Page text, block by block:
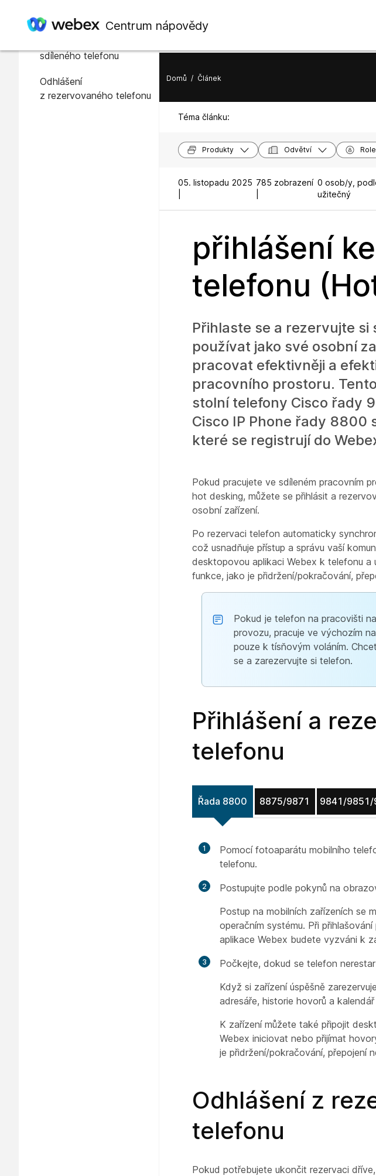
Centrum nápovědy
V tomto článku
sdíleného telefonu
Odhlášení
z rezervovaného telefonu
Domů / Článek
Téma článku:
Produkty Odvětví Role
05. listopadu 2025 785 zobrazení 0 osob/y,
užitečný
přihlášení
telefonu
Přihlaste se a rezervujte
používat jako své osobní
pracovat efektivněji a
pracovního prostoru.
stolní telefony Cisco řady
Cisco IP Phone řady 8800
které se registrují do
Pokud pracujete ve sdíleném pracovním
hot desking, můžete se přihlásit a
osobní zařízení.
Po rezervaci telefon automaticky
což usnadňuje přístup a správu vaší
desktopovou aplikaci Webex k telefonu
funkce, jako je přidržení/pokračování,
Pokud je telefon na pracovišti
provozu, pracuje ve výchozím
pouze k tísňovým voláním.
se a zarezervujte si telefon.
Přihlášení a
telefonu
Řada 8800 8875/9871 9841/9851/
1
Pomocí fotoaparátu mobilního
telefonu.
2
Postupujte podle pokynů na
Postup na mobilních zařízeních se
operačním systému. Při
aplikace Webex budete vyzváni k
3
Počkejte, dokud se telefon
Když si zařízení úspěšně
adresáře, historie hovorů a
K zařízení můžete také připojit
Webex iniciovat nebo přijímat
je přidržení/pokračování, přepojení
Odhlášení z
telefonu
Pokud potřebujete ukončit rezervaci